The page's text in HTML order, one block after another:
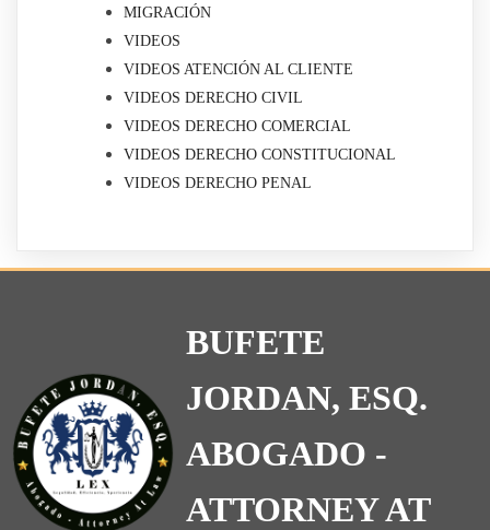
MIGRACIÓN
VIDEOS
VIDEOS ATENCIÓN AL CLIENTE
VIDEOS DERECHO CIVIL
VIDEOS DERECHO COMERCIAL
VIDEOS DERECHO CONSTITUCIONAL
VIDEOS DERECHO PENAL
BUFETE
JORDAN, ESQ.
ABOGADO -
ATTORNEY AT